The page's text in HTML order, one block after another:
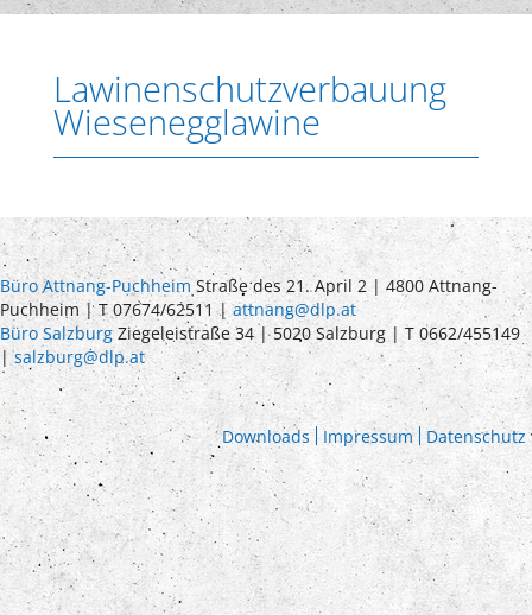
Lawinenschutzverbauung
Wiesenegglawine
Büro Attnang-Puchheim Straße des 21. April 2 | 4800 Attnang-
Puchheim | T 07674/62511 |attnang@dlp.at
Büro Salzburg Ziegeleistraße 34 | 5020 Salzburg | T 0662/455149
|salzburg@dlp.at
Downloads Impressum Datenschutz